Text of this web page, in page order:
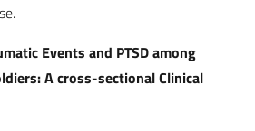
Events and PTSD among
A cross-sectional Clinical